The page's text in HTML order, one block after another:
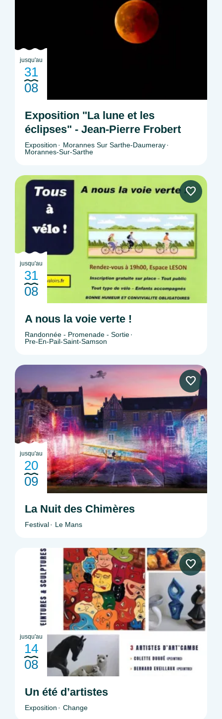
jusqu'au
31
08
Exposition "La lune et les
éclipses" - Jean-Pierre Frobert
Exposition
Morannes Sur Sarthe-Daumeray
Morannes-Sur-Sarthe
jusqu'au
31
08
A nous la voie verte !
Randonnée - Promenade - Sortie
Pre-En-Pail-Saint-Samson
jusqu'au
20
09
La Nuit des Chimères
Festival Le Mans
jusqu'au
14
08
Un été d’artistes
Exposition Change